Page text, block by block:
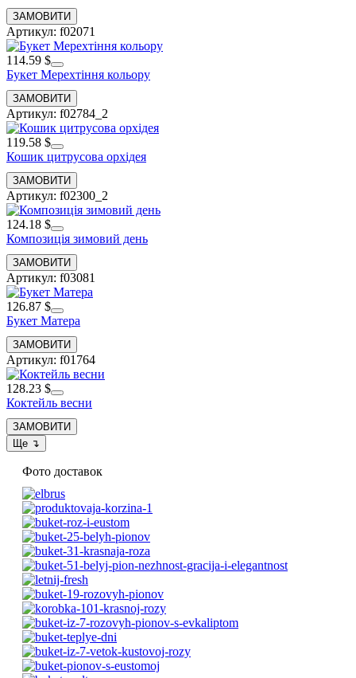
Артикул: f02071
114.59 $
Букет Мерехтіння кольору
Артикул: f02784_2
119.58 $
Кошик цитрусова орхідея
Артикул: f02300_2
124.18 $
Композиція зимовий день
Артикул: f03081
126.87 $
Букет Матера
Артикул: f01764
128.23 $
Коктейль весни
Фото доставок